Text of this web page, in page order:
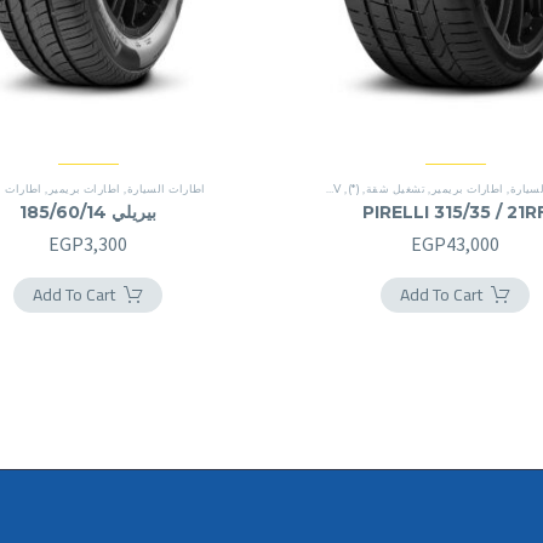
اطارات بريمير تشغيل شقة (*)
SUV
PIRELLI 315/35 /
EGP43,000
Add To Cart
اطارات السيارة اطارات بريمير اطارات
بيريلي 185/60/14
EGP3,300
Add To Cart